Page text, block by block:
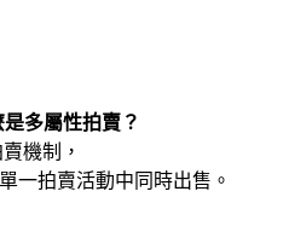
多屬性拍賣？
機制，
一拍賣活動中同時出售。